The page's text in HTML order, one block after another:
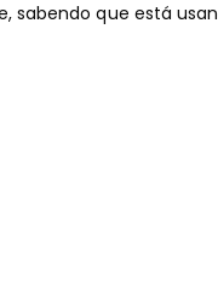
sabendo que está